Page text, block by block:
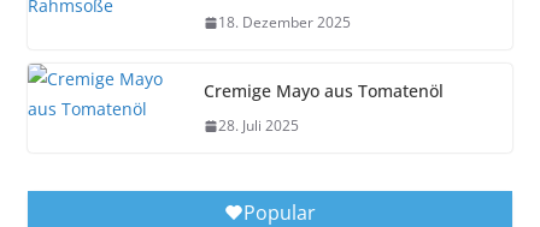
18. Dezember 2025
Cremige Mayo aus Tomatenöl
28. Juli 2025
Popular